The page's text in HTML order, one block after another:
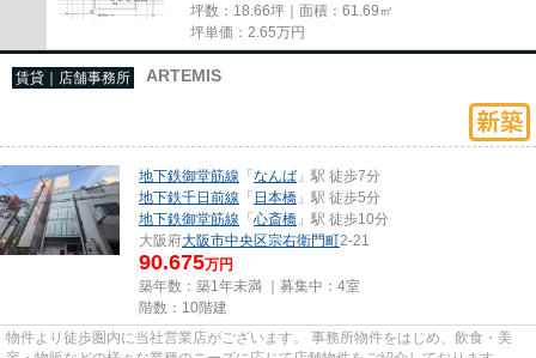
坪数：18.66坪｜面積：61.69㎡
坪単価： 2.65万円
賃貸｜店舗事務所 ARTEMIS
地下鉄御堂筋線 「なんば 」駅 徒歩7分
地下鉄千日前線 「 日本橋 」駅 徒歩5分
地下鉄御堂筋線 「心斎橋 」駅 徒歩10分
大阪府大阪市中央区宗右衛門町2-21
90.675万円
築年数：築1年未満 ｜募集中： 4室
階数：10階建
物件より徒歩圏内に当社営業店がございます。 事務所物件をはじめ、飲食・美